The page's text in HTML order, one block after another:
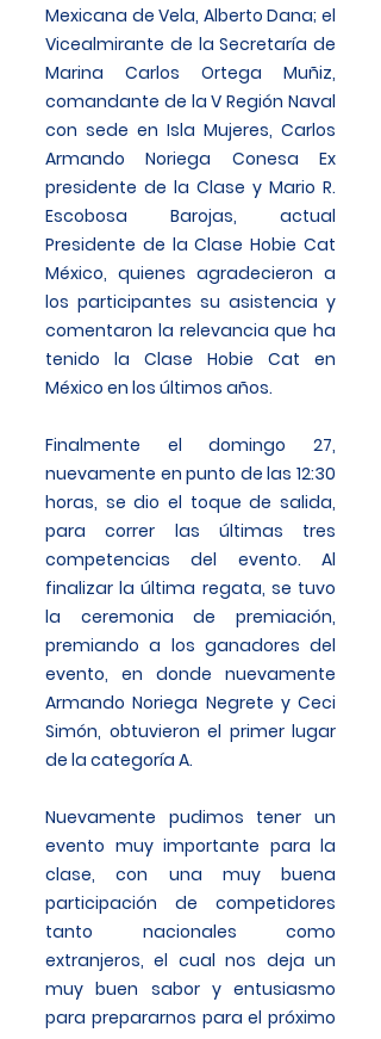
Mexicana de Vela, Alberto Dana; el
Vicealmirante de la Secretaría de
Marina Carlos Ortega Muñiz,
comandante de la V Región Naval
con sede en Isla Mujeres, Carlos
Armando Noriega Conesa Ex
presidente de la Clase y Mario R.
Escobosa Barojas, actual
Presidente de la Clase Hobie Cat
México, quienes agradecieron a
los participantes su asistencia y
comentaron la relevancia que ha
tenido la Clase Hobie Cat en
México en los últimos años.
Finalmente el domingo 27,
nuevamente en punto de las 12:30
horas, se dio el toque de salida,
para correr las últimas tres
competencias del evento. Al
finalizar la última regata, se tuvo
la ceremonia de premiación,
premiando a los ganadores del
evento, en donde nuevamente
Armando Noriega Negrete y Ceci
Simón, obtuvieron el primer lugar
de la categoría A.
Nuevamente pudimos tener un
evento muy importante para la
clase, con una muy buena
participación de competidores
tanto nacionales como
extranjeros, el cual nos deja un
muy buen sabor y entusiasmo
para prepararnos para el próximo